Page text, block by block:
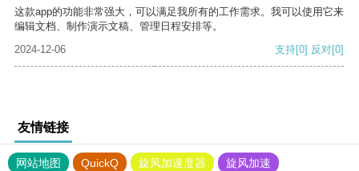
这款app的功能非常强大，可以满足我所有的工作需求。我可以使用它来
编辑文档、制作演示文稿、管理日程安排等。
2024-12-06
支持[0] 反对[0]
友情链接
网站地图 QuickQ 旋风加速度器
旋风加速